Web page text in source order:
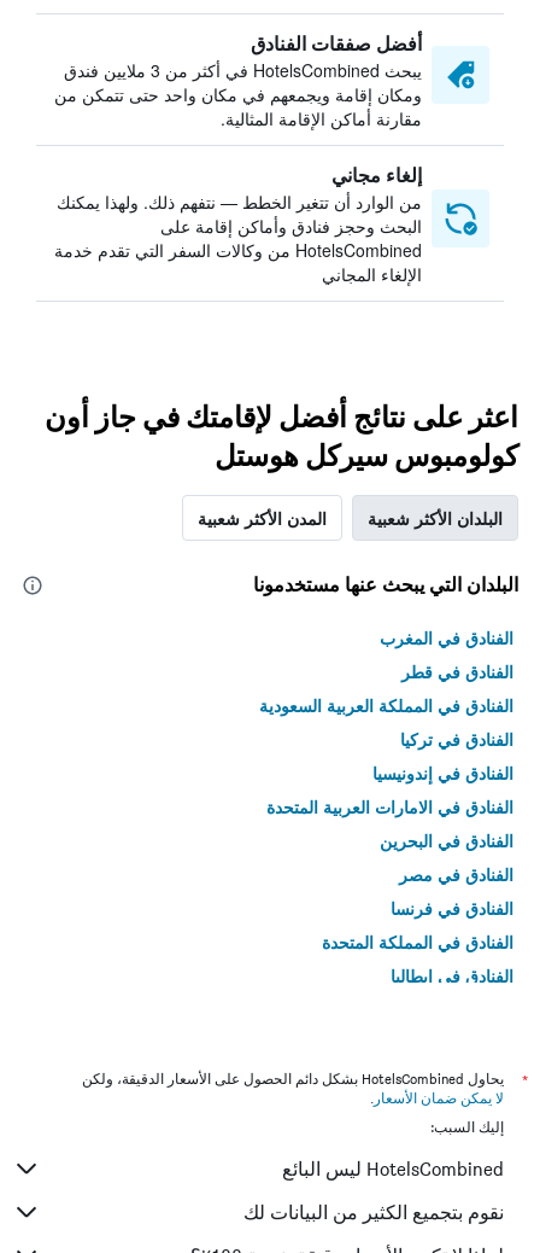
أفضل صفقات الفنادق
يبحث HotelsCombined في أكثر من 3 ملايين فندق
ومكان إقامة ويجمعهم في مكان واحد حتى تتمكن من
مقارنة أماكن الإقامة المثالية.
إلغاء مجاني
من الوارد أن تتغير الخطط — نتفهم ذلك. ولهذا يمكنك
البحث وحجز فنادق وأماكن إقامة على
HotelsCombined من وكالات السفر التي تقدم خدمة
الإلغاء المجاني
اعثر على نتائج أفضل لإقامتك في جاز أون
كولومبوس سيركل هوستل
البلدان الأكثر شعبية المدن الأكثر شعبية
البلدان التي يبحث عنها مستخدمونا
الفنادق في المغرب
الفنادق في قطر
الفنادق في المملكة العربية السعودية
الفنادق في تركيا
الفنادق في إندونيسيا
الفنادق في الامارات العربية المتحدة
الفنادق في البحرين
الفنادق في مصر
الفنادق في فرنسا
الفنادق في المملكة المتحدة
الفنادق في إيطاليا
*
يحاول HotelsCombined بشكل دائم الحصول على الأسعار الدقيقة، ولكن
لا يمكن ضمان الأسعار .
إليك السبب:
HotelsCombined ليس البائع
نقوم بتجميع الكثير من البيانات لك